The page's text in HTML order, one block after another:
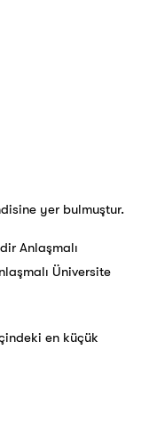
yer bulmuştur.
Anlaşmalı
Üniversite
en küçük